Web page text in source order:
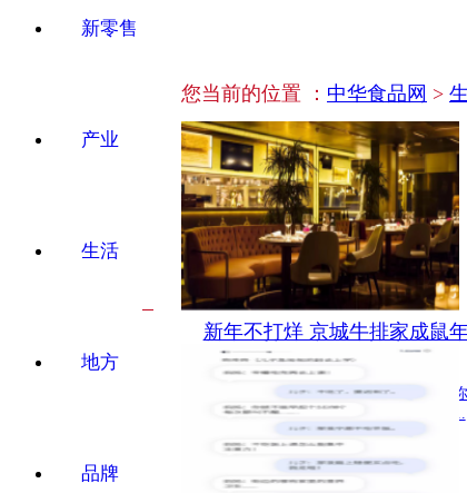
新零售
产业
生活
地方
品牌
您当前的位置 ： 中华食品网 >
新年不打烊 京城牛排家成鼠
生活 2020-01-13 16:33:16
新年来牛排家，总有一道菜可以温暖
团圆饭局，和朋友的相聚饭局，和同...